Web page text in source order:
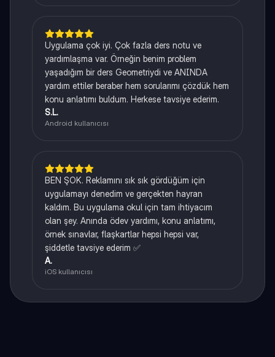
Uygulama çok iyi. Çok fazla ders notu ve
yardımlaşma var. Örneğin benim problem
yaşadığım bir ders Geometriydi ve ANINDA
yardım ettiler beraber hem sorularımı çözdük hem
konu anlatımı buldum. Herkese tavsiye ederim.
S.L.
Android kullanıcısı
BEN ŞOK. Reklamını sık sık gördüğüm için
uygulamayı denedim ve gerçekten hayran
kaldım. Bu uygulama okul için tam ihtiyacım
olan şey. Anında ödev yardımı, konu anlatımı,
örnek sınavlar, flaşkartlar hepsi hepsi var,
şiddetle tavsiye ederim ✅
A.
iOS kullanıcısı